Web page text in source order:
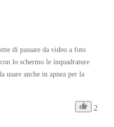
di passare da video a foto
lo schermo le inquadrature
usare anche in apnea per la
2